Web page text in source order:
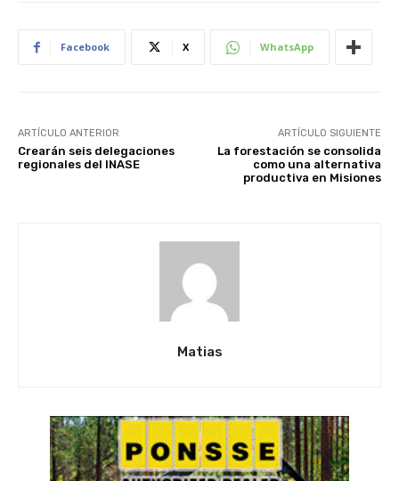
Facebook X WhatsApp
ARTÍCULO ANTERIOR
Crearán seis delegaciones
regionales del INASE
ARTÍCULO SIGUIENTE
La forestación se consolida
como una alternativa
productiva en Misiones
Matias